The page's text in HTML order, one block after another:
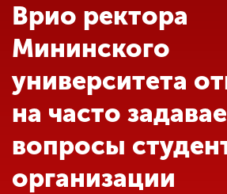
Абитуриенту
Обучение
Наука
Врио ректора
Мининского
университета
на часто
вопросы
организации